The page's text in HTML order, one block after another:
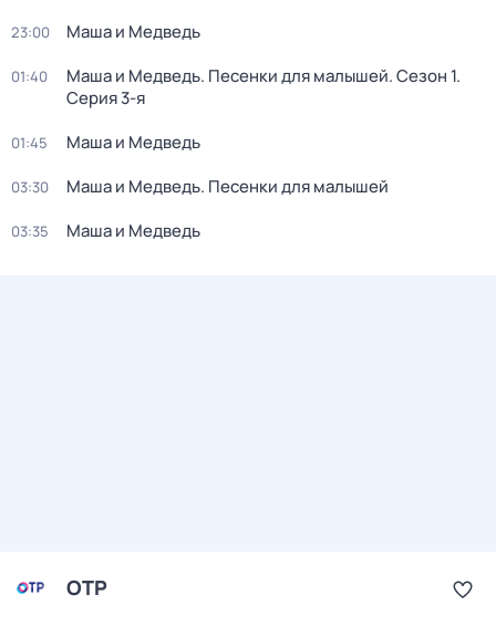
23:00 Маша и Медведь
01:40 Маша и Медведь. Песенки для малышей. Сезон 1.
Серия 3-я
01:45 Маша и Медведь
03:30 Маша и Медведь. Песенки для малышей
03:35 Маша и Медведь
ОТР